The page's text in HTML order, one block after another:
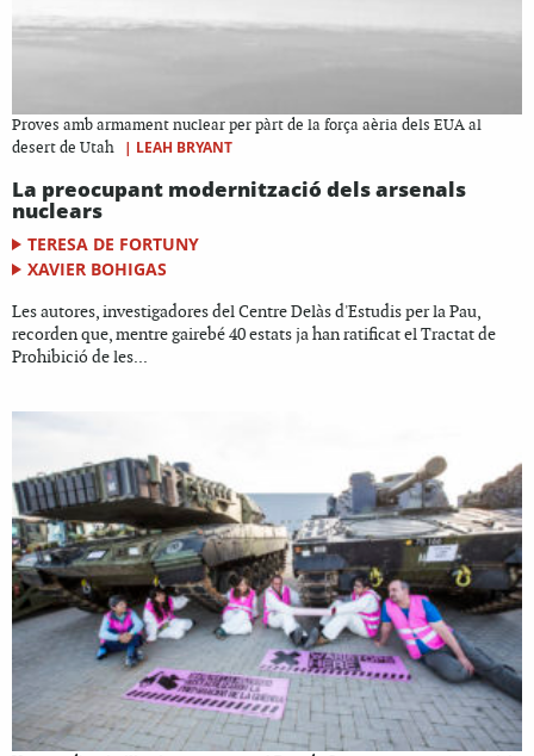
Proves amb armament nuclear per pàrt de la força aèria dels EUA al
desert de Utah
| LEAH BRYANT
La preocupant modernització dels arsenals
nuclears
TERESA DE FORTUNY
XAVIER BOHIGAS
Les autores, investigadores del Centre Delàs d'Estudis per la Pau,
recorden que, mentre gairebé 40 estats ja han ratificat el Tractat de
Prohibició de les...